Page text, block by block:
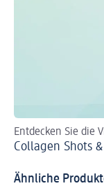
Entdecken Sie die
Collagen Shots
Ähnliche